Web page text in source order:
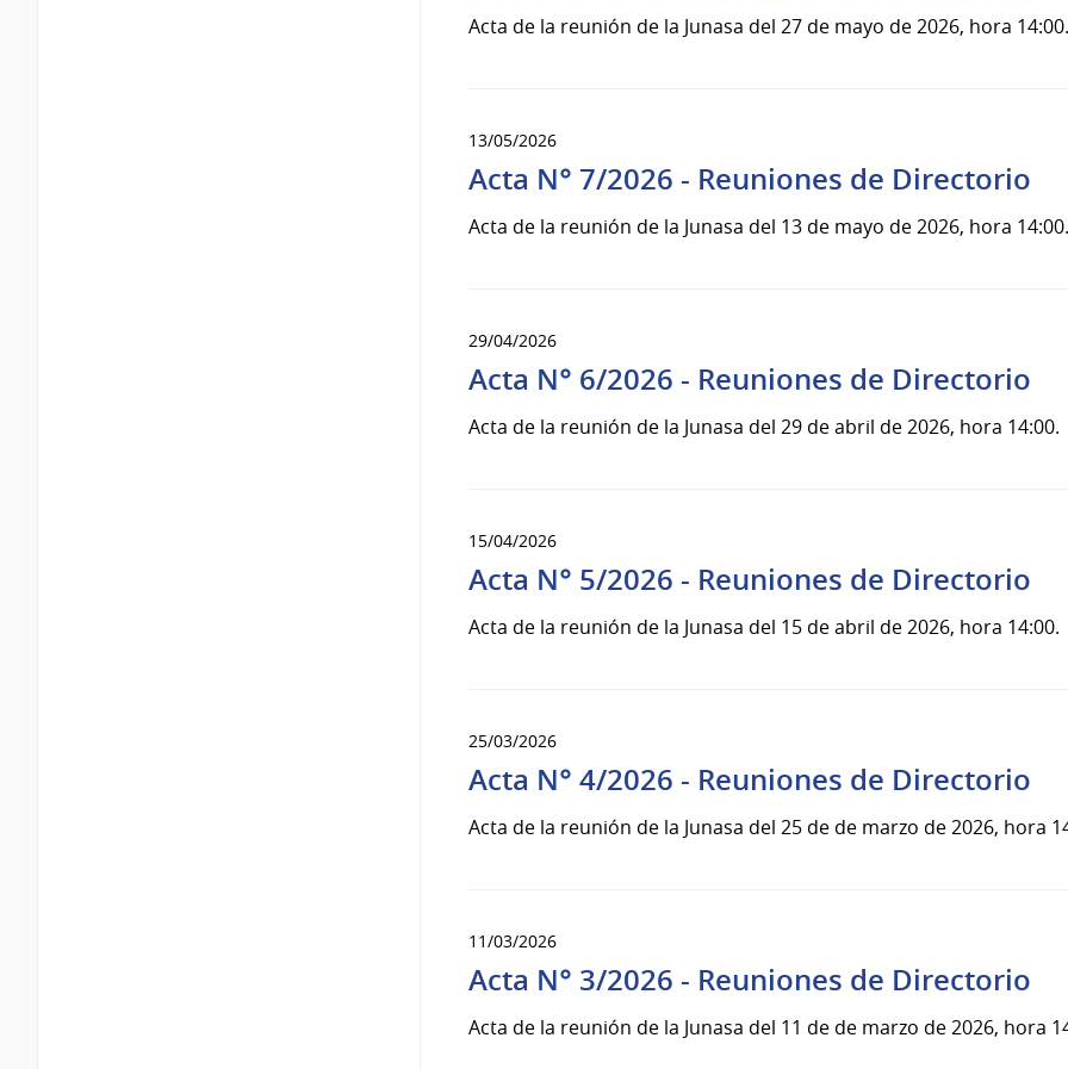
Acta de la reunión de la Junasa del 27 de mayo de 2026, hora 14:00.
13/05/2026
Acta N° 7/2026 - Reuniones de Directorio
Acta de la reunión de la Junasa del 13 de mayo de 2026, hora 14:00.
29/04/2026
Acta N° 6/2026 - Reuniones de Directorio
Acta de la reunión de la Junasa del 29 de abril de 2026, hora 14:00.
15/04/2026
Acta N° 5/2026 - Reuniones de Directorio
Acta de la reunión de la Junasa del 15 de abril de 2026, hora 14:00.
25/03/2026
Acta N° 4/2026 - Reuniones de Directorio
Acta de la reunión de la Junasa del 25 de de marzo de 2026, hora
11/03/2026
Acta N° 3/2026 - Reuniones de Directorio
Acta de la reunión de la Junasa del 11 de de marzo de 2026, hora